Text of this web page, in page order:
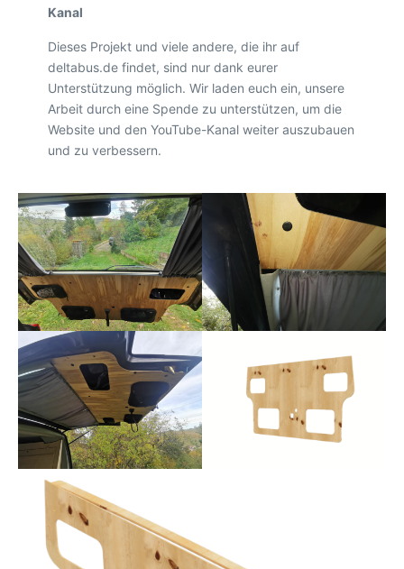
Kanal
Dieses Projekt und viele andere, die ihr auf
deltabus.de findet, sind nur dank eurer
Unterstützung möglich. Wir laden euch ein, unsere
Arbeit durch eine Spende zu unterstützen, um die
Website und den YouTube-Kanal weiter auszubauen
und zu verbessern.